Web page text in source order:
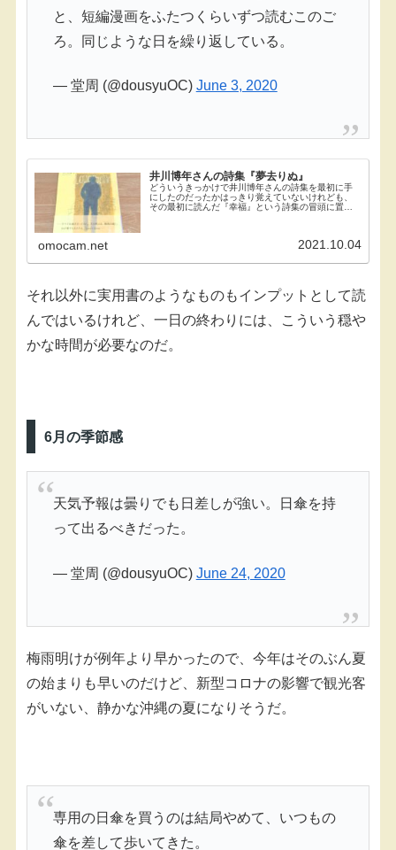
と、短編漫画をふたつくらいずつ読むこのご
ろ。同じような日を繰り返している。
— 堂周 (@dousyuOC) June 3, 2020
井川博年さんの詩集『夢去りぬ』
どういうきっかけで井川博年さんの詩集を最初に手
にしたのだったかはっきり覚えていないけれども、
その最初に読んだ『幸福』という詩集の冒頭に置か
omocam.net 2021.10.04
それ以外に実用書のようなものもインプットとして読
んではいるけれど、一日の終わりには、こういう穏や
かな時間が必要なのだ。
6月の季節感
天気予報は曇りでも日差しが強い。日傘を持
って出るべきだった。
— 堂周 (@dousyuOC) June 24, 2020
梅雨明けが例年より早かったので、今年はそのぶん夏
の始まりも早いのだけど、新型コロナの影響で観光客
がいない、静かな沖縄の夏になりそうだ。
専用の日傘を買うのは結局やめて、いつもの
傘を差して歩いてきた。